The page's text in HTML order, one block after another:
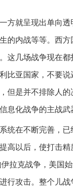
方就呈现出单向
的内战等等。西
这几场战争现在
比亚国家，不要
但是并不排除人
息化战争的主战
统在不断完善，
高以后，使打击
拉克战争，美国
行攻击。整个儿